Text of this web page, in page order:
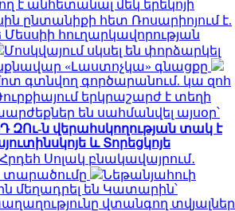
է անհետանալ մեկ երեկոյի
ընտանիքի հետ Ռոսարիոյում է.
հուղարկավորության
Մոսկվայում սկսել են փորձարկել
«Լաստոչկա» գնացքը
գտնվող գործարանում. կա զոհ
երկրաշարժ է տեղի
են սահմանվել այսօր՝
ԶՈւ-ն վերահսկողության տակ է
և Տորեցկոյե
Հրդեհ Սոլակ բնակավայրում․
տարածումը
Նեթանյահուի
մեղադրել են Կատարին՝
վտանգող տվյալներ